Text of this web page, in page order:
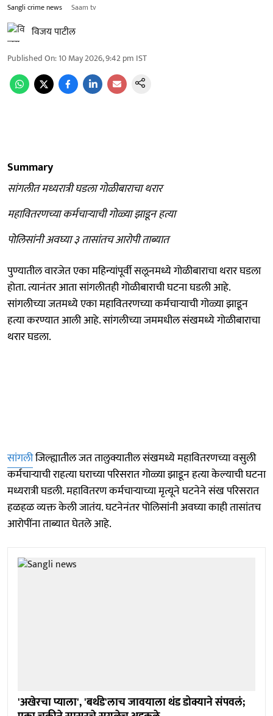
Sangli crime news Saam tv
विजय पाटील
Published On:10 May 2026, 9:42 pm IST
Summary
सांगलीत मध्यरात्री घडला गोळीबाराचा थरार
महावितरणच्या कर्मचाऱ्याची गोळ्या झाडून हत्या
पोलिसांनी अवघ्या ३ तासांतच आरोपी ताब्यात
पुण्यातील वारजेत एका महिन्यांपूर्वी सलूनमध्ये गोळीबाराचा थरार घडला
होता. त्यानंतर आता सांगलीतही गोळीबाराची घटना घडली आहे.
सांगलीच्या जतमध्ये एका महावितरणच्या कर्मचाऱ्याची गोळ्या झाडून
हत्या करण्यात आली आहे. सांगलीच्या जममधील संखमध्ये गोळीबाराचा
थरार घडला.
सांगलीजिल्ह्यातील जत तालुक्यातील संखमध्ये महावितरणच्या वसुली
कर्मचाऱ्याची राहत्या घराच्या परिसरात गोळ्या झाडून हत्या केल्याची घटना
मध्यरात्री घडली. महावितरण कर्मचाऱ्याच्या मृत्यूने घटनेने संख परिसरात
हळहळ व्यक्त केली जातंय. घटनेनंतर पोलिसांनी अवघ्या काही तासांतच
आरोपींना ताब्यात घेतले आहे.
'अखेरचा प्याला', 'बर्थडे'लाच जावयाला थंड डोक्याने संपवलं;